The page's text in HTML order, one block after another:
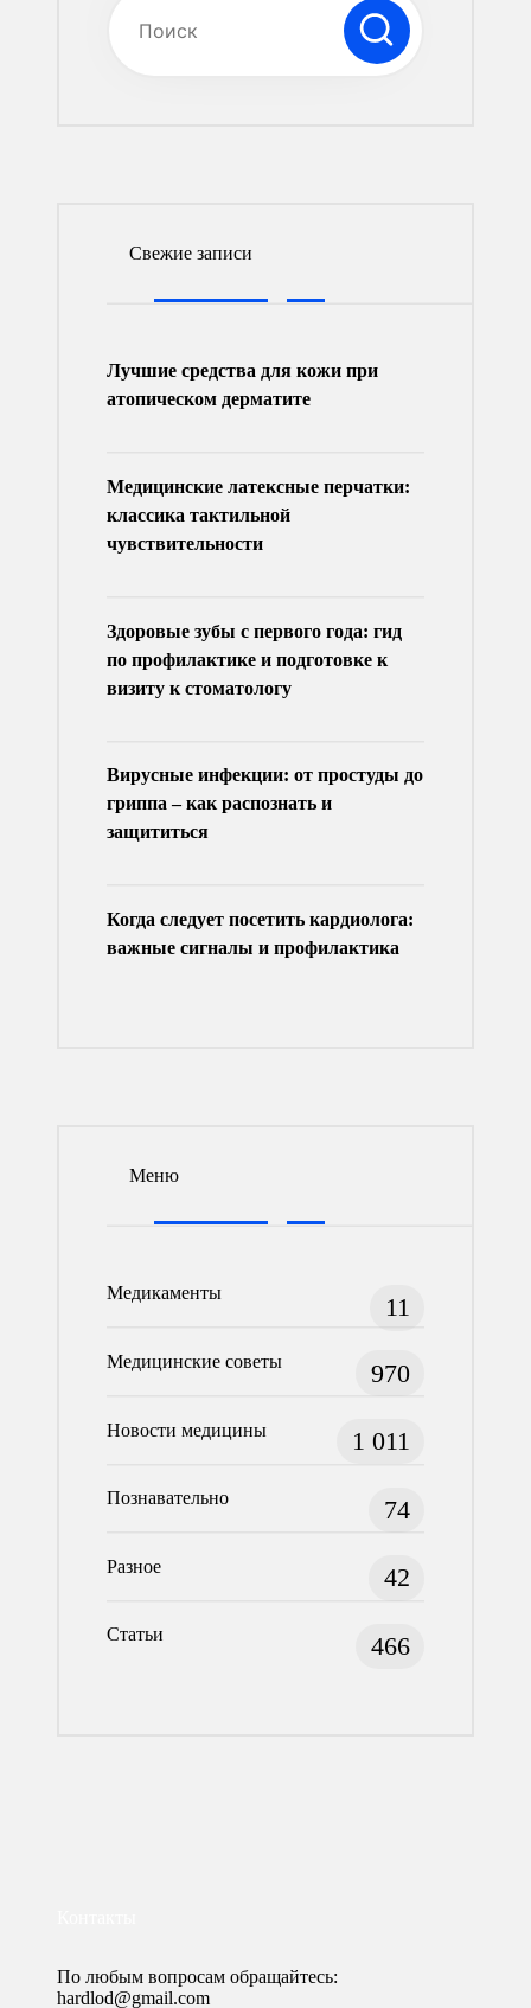
Свежие записи
Лучшие средства для кожи при
атопическом дерматите
Медицинские латексные перчатки:
классика тактильной
чувствительности
Здоровые зубы с первого года: гид
по профилактике и подготовке к
визиту к стоматологу
Вирусные инфекции: от простуды до
гриппа – как распознать и
защититься
Когда следует посетить кардиолога:
важные сигналы и профилактика
Меню
Медикаменты 11
Медицинские советы 970
Новости медицины 1 011
Познавательно 74
Разное 42
Статьи 466
По любым вопросам обращайтесь:
hardlod@gmail.com